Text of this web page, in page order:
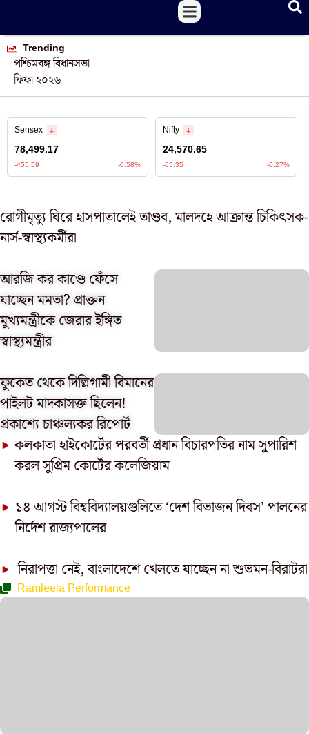
Trending
পশ্চিমবঙ্গ বিধানসভা
ফিফা ২০২৬
রোগীমৃত্যু ঘিরে হাসপাতালেই তাণ্ডব, মালদহে আক্রান্ত চিকিৎসক-
নার্স-স্বাস্থ্যকর্মীরা
আরজি কর কাণ্ডে ফেঁসে
যাচ্ছেন মমতা? প্রাক্তন
মুখ্যমন্ত্রীকে জেরার ইঙ্গিত
স্বাস্থ্যমন্ত্রীর
ফুকেত থেকে দিল্লিগামী বিমানের
পাইলট মাদকাসক্ত ছিলেন!
প্রকাশ্যে চাঞ্চল্যকর রিপোর্ট
কলকাতা হাইকোর্টের পরবর্তী প্রধান বিচারপতির নাম সুুপারিশ
করল সুপ্রিম কোর্টের কলেজিয়াম
১৪ আগস্ট বিশ্ববিদ্যালয়গুলিতে ‘দেশ বিভাজন দিবস’ পালনের
নির্দেশ রাজ্যপালের
নিরাপত্তা নেই, বাংলাদেশে খেলতে যাচ্ছেন না শুভমন-বিরাটরা
Ramleela Performance